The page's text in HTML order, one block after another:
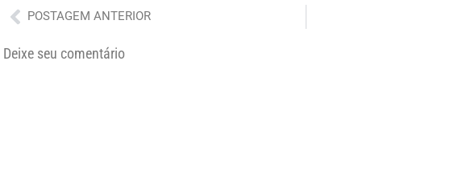
Anterior
POSTAGEM ANTERIOR
Deixe seu comentário